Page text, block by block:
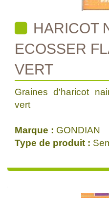
HARICOT
ECOSSER
VERT
Graines d'haricot
vert
Marque : GONDIAN
Type de produit :